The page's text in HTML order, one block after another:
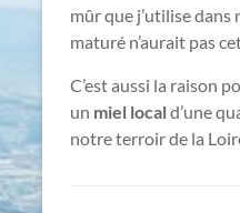
mûr que j’utilise
maturé n’aurait pas
C’est aussi la raison
un miel locald’une
notre terroir de la